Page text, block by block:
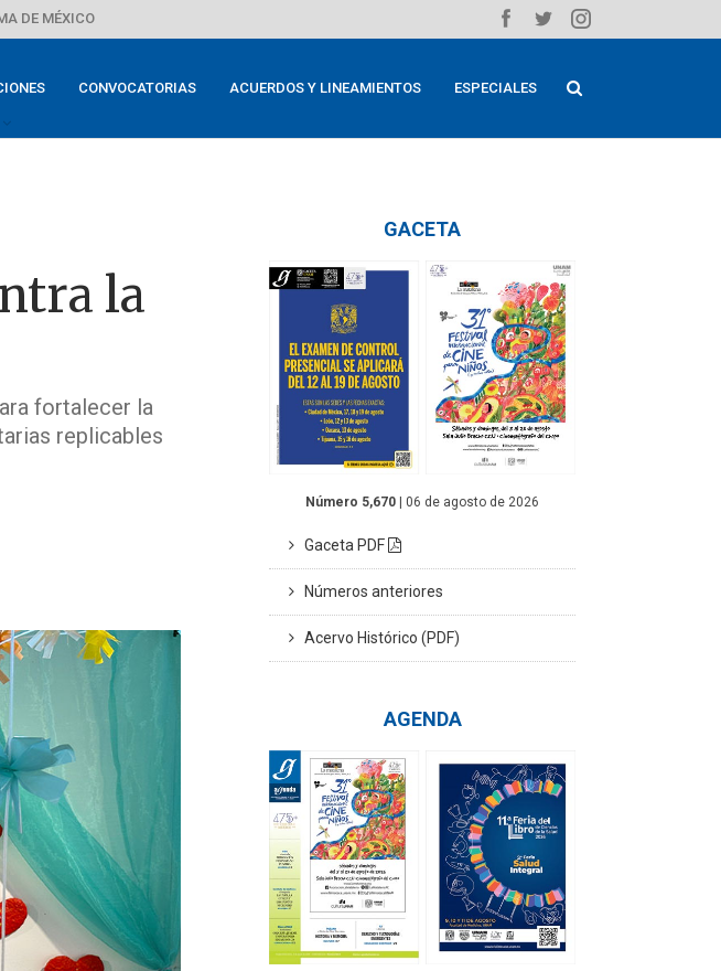
DE MÉXICO
CONVOCATORIAS ACUERDOS Y LINEAMIENTOS ESPECIALES
la
fortalecer la
replicables
GACETA
Número 5,670 | 06 de agosto de 2026
Gaceta PDF
Números anteriores
Acervo Histórico (PDF)
AGENDA